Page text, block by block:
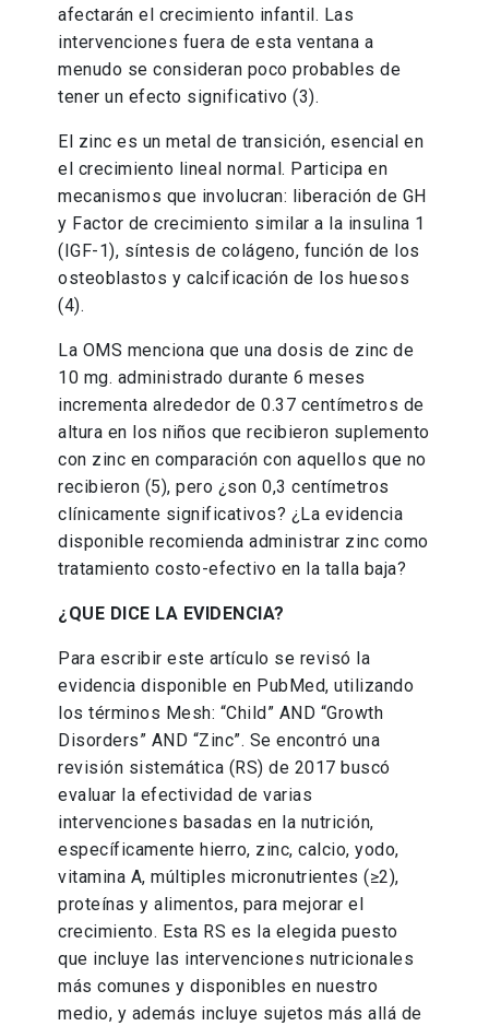
afectarán el crecimiento infantil. Las
intervenciones fuera de esta ventana a
menudo se consideran poco probables de
tener un efecto significativo (3).
El zinc es un metal de transición, esencial en
el crecimiento lineal normal. Participa en
mecanismos que involucran: liberación de GH
y Factor de crecimiento similar a la insulina 1
(IGF-1), síntesis de colágeno, función de los
osteoblastos y calcificación de los huesos
(4).
La OMS menciona que una dosis de zinc de
10 mg. administrado durante 6 meses
incrementa alrededor de 0.37 centímetros de
altura en los niños que recibieron suplemento
con zinc en comparación con aquellos que no
recibieron (5), pero ¿son 0,3 centímetros
clínicamente significativos? ¿La evidencia
disponible recomienda administrar zinc como
tratamiento costo-efectivo en la talla baja?
¿QUE DICE LA EVIDENCIA?
Para escribir este artículo se revisó la
evidencia disponible en PubMed, utilizando
los términos Mesh: “Child” AND “Growth
Disorders” AND “Zinc”. Se encontró una
revisión sistemática (RS) de 2017 buscó
evaluar la efectividad de varias
intervenciones basadas en la nutrición,
específicamente hierro, zinc, calcio, yodo,
vitamina A, múltiples micronutrientes (≥2),
proteínas y alimentos, para mejorar el
crecimiento. Esta RS es la elegida puesto
que incluye las intervenciones nutricionales
más comunes y disponibles en nuestro
medio, y además incluye sujetos más allá de